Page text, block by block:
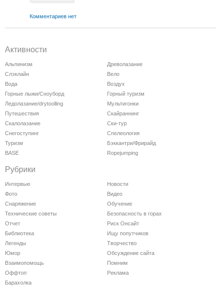
Комментариев нет
Активности
Альпинизм
Древолазание
Слэклайн
Вело
Вода
Воздух
Горные лыжи/Сноуборд
Горный туризм
Ледолазание/drytoolling
Мультигонки
Путешествия
Скайраннинг
Скалолазание
Ски-тур
Снегоступинг
Спелеология
Туризм
Бэккантри/Фрирайд
BASE
Ropejumping
Рубрики
Интервью
Новости
Фото
Видео
Снаряжение
Обучение
Технические советы
Безопасность в горах
Отчет
Риск Онсайт
Библиотека
Ищу попутчиков
Легенды
Творчество
Юмор
Обсуждение сайта
Взаимопомощь
Помним
Оффтоп
Реклама
Барахолка